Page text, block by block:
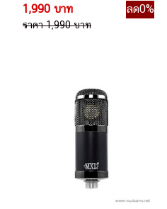
ไมโครโฟนคอนเดนเซอร์
1,990 บาท ลด0%
ราคา 1,990 บาท